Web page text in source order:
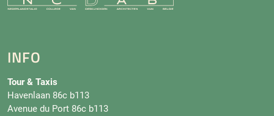
INFO
Tour & Taxis
Havenlaan 86c b113
Avenue du Port 86c b113